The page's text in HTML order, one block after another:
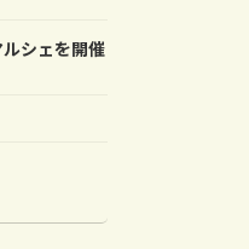
ルシェを開催